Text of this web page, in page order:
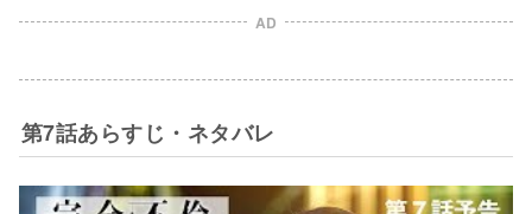
AD
第7話あらすじ・ネタバレ